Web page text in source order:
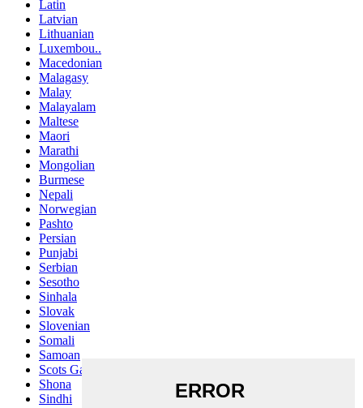
Latin
Latvian
Lithuanian
Luxembou..
Macedonian
Malagasy
Malay
Malayalam
Maltese
Maori
Marathi
Mongolian
Burmese
Nepali
Norwegian
Pashto
Persian
Punjabi
Serbian
Sesotho
Sinhala
Slovak
Slovenian
Somali
Samoan
Scots Gaelic
Shona
Sindhi